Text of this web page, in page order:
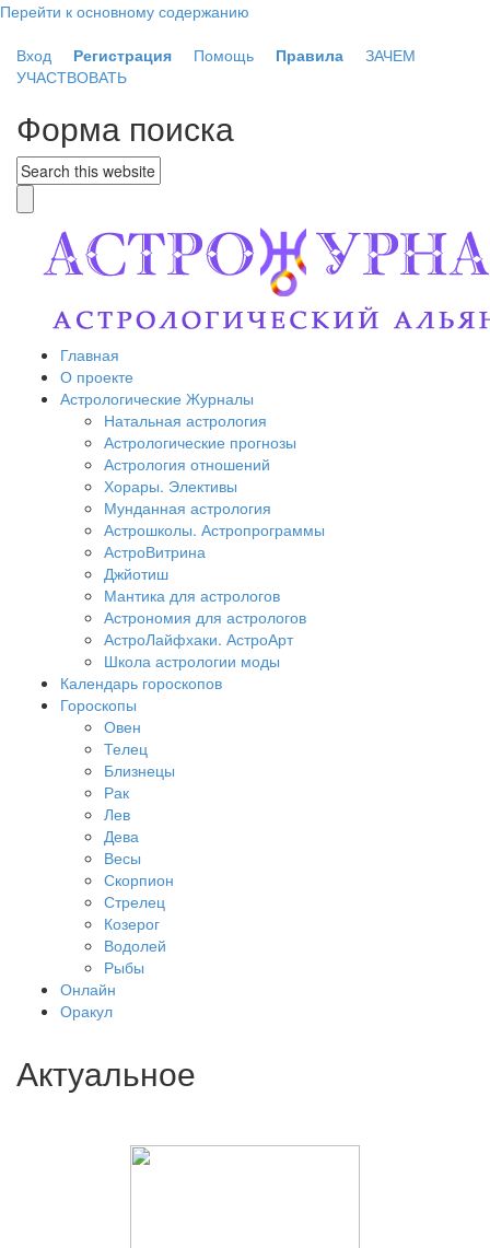
Перейти к основному содержанию
Вход
Регистрация Помощь Правила
ЗАЧЕМ
УЧАСТВОВАТЬ
Форма поиска
Главная
О проекте
Астрологические Журналы
Натальная астрология
Астрологические прогнозы
Астрология отношений
Хорары. Элективы
Мунданная астрология
Астрошколы. Астропрограммы
АстроВитрина
Джйотиш
Мантика для астрологов
Астрономия для астрологов
АстроЛайфхаки. АстроАрт
Школа астрологии моды
Календарь гороскопов
Гороскопы
Овен
Телец
Близнецы
Рак
Лев
Дева
Весы
Скорпион
Стрелец
Козерог
Водолей
Рыбы
Онлайн
Оракул
Актуальное